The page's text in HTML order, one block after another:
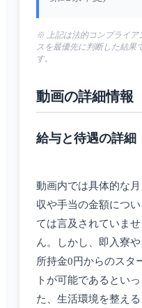
※ 上記は法的コンプライア
スを最優先に判断した結果
す。
動画の詳細情報
給与と待遇の詳細
動画内では具体的な月
収や手当の金額につい
ては言及されていませ
ん。しかし、即入寮や
所持金0円からのスタ
トが可能であるといっ
た、生活環境を整える